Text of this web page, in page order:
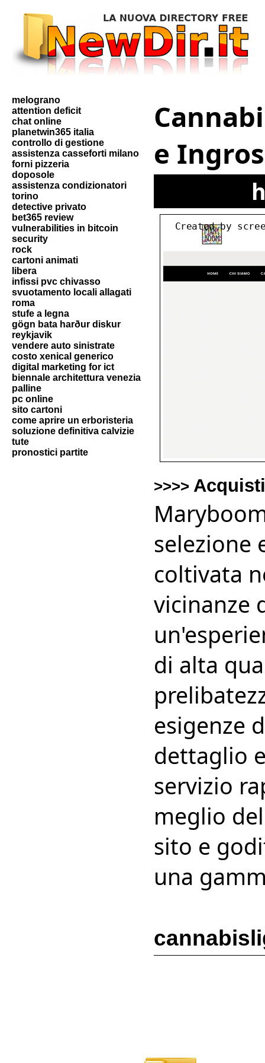
melograno
attention deficit
chat online
planetwin365 italia
controllo di gestione
assistenza casseforti milano
forni pizzeria
doposole
assistenza condizionatori
torino
detective privato
bet365 review
vulnerabilities in bitcoin
security
rock
cartoni animati
libera
infissi pvc chivasso
svuotamento locali allagati
roma
stufe a legna
gögn bata harður diskur
reykjavik
vendere auto sinistrate
costo xenical generico
digital marketing for ict
biennale architettura venezia
palline
pc online
sito cartoni
come aprire un erboristeria
soluzione definitiva calvizie
tute
pronostici partite
e
>>>>
selezione
coltivata
vicinanze
di alta
esigenze
dettaglio
servizio
meglio
sito e
una